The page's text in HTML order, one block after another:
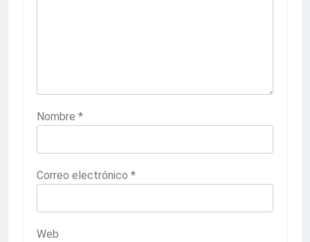
Nombre *
Correo electrónico *
Web